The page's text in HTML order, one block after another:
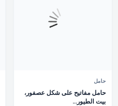
حامل
حامل مفاتيح على شكل عصفور،
بيت الطيور...